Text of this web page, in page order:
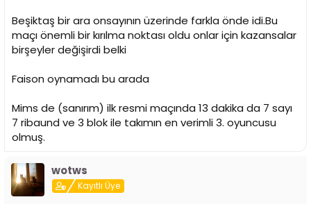
Beşiktaş bir ara onsayının üzerinde farkla önde idi.Bu
maçı önemli bir kırılma noktası oldu onlar için kazansalar
birşeyler değişirdi belki
Faison oynamadı bu arada
Mims de (sanırım) ilk resmi maçında 13 dakika da 7 sayı
7 ribaund ve 3 blok ile takımın en verimli 3. oyuncusu
olmuş.
wotws
Kayıtlı Üye